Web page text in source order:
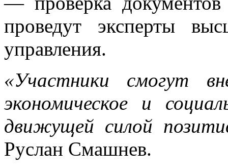
проведут эксперты
управления.
«Участники смогут
экономическое и
движущей силой
Руслан Смашнев.